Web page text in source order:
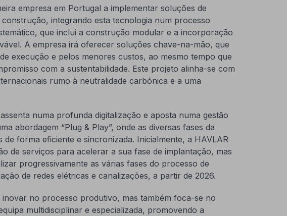
empresa em Portugal a implementar soluções de
integrando esta tecnologia num processo
que inclui a construção modular e a incorporação
A empresa irá oferecer soluções chave-na-mão, que
execução e pelos menores custos, ao mesmo tempo que
com a sustentabilidade. Este projeto alinha-se com
rumo à neutralidade carbónica e a uma
numa profunda digitalização e aposta numa gestão
abordagem “Plug & Play”, onde as diversas fases da
forma eficiente e sincronizada. Inicialmente, a HAVLAR
de serviços para acelerar a sua fase de implantação, mas
progressivamente as várias fases do processo de
de redes elétricas e canalizações, a partir de 2026.
inovar no processo produtivo, mas também foca-se no
multidisciplinar e especializada, promovendo a